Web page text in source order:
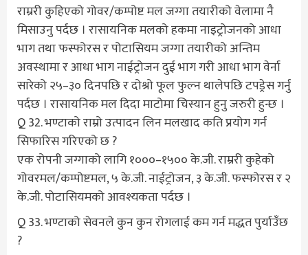
राम्ररी कुहिएको गोवर/कम्पोष्ट मल जग्गा तयारीको वेलामा नै
मिसाउनु पर्दछ । रासायनिक मलको हकमा नाइट्रोजनको आधा
भाग तथा फस्फोरस र पोटासियम जग्गा तयारीको अन्तिम
अवस्थामा र आधा भाग नाईट्रोजन दुई भाग गरी आधा भाग वेर्ना
सारेको २५–३० दिनपछि र दोश्रो फूल फुल्न थालेपछि टपड्रेस गर्नु
पर्दछ । रासायनिक मल दिदा माटोमा चिस्यान हुनु जरुरी हुन्छ ।
Q 32. भण्टाको राम्रो उत्पादन लिन मलखाद कति प्रयोग गर्न
सिफारिस गरिएको छ ?
एक रोपनी जग्गाको लागि १०००–१५०० के.जी. राम्ररी कुहेको
गोवरमल/कम्पोष्टमल, ५ के.जी. नाईट्रोजन, ३ के.जी. फस्फोरस र २
के.जी. पोटासियमको आवश्यकता पर्दछ ।
Q 33. भण्टाको सेवनले कुन कुन रोगलाई कम गर्न मद्धत पुर्याउँछ
?